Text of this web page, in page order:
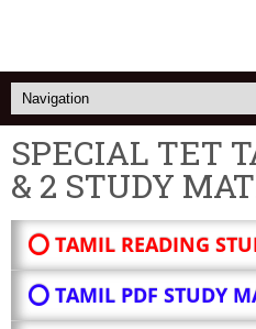
SPECIAL TET
& 2 STUDY
⭕ TAMIL READING
⭕ TAMIL PDF STUDY